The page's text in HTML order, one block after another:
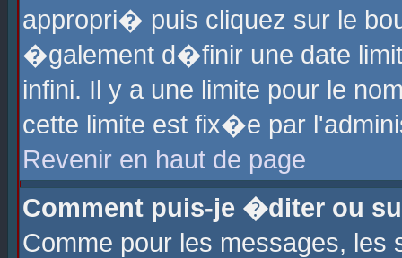
appropri� puis cliquez sur le
�galement d�finir une date
infini. Il y a une limite pour le
cette limite est fix�e par
Revenir en haut de page
Comment puis-je �diter ou
Comme pour les messages,